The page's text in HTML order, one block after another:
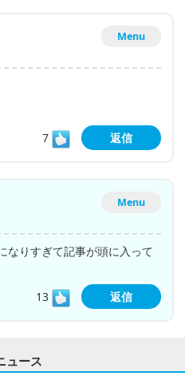
Menu
7
返信
Menu
なりすぎて記事が頭に入って
13
返信
ュース